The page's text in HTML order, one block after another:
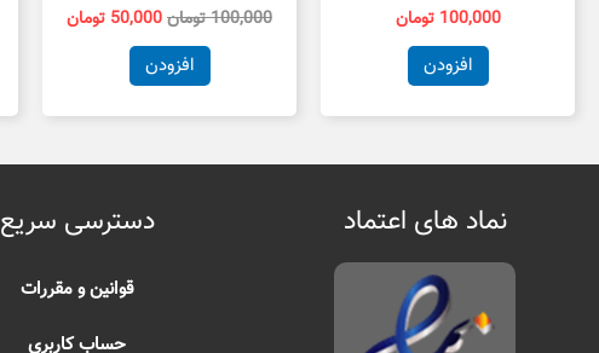
100,000 تومان
افزودن
100,000تومان50,000 تومان
افزودن
نماد های اعتماد دسترسی سریع
قوانین و مقررات
حساب کاربری